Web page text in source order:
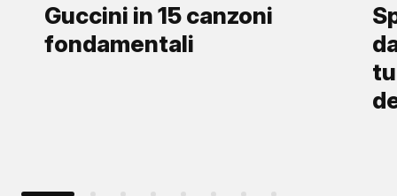
Guccini in 15 canzoni
fondamentali